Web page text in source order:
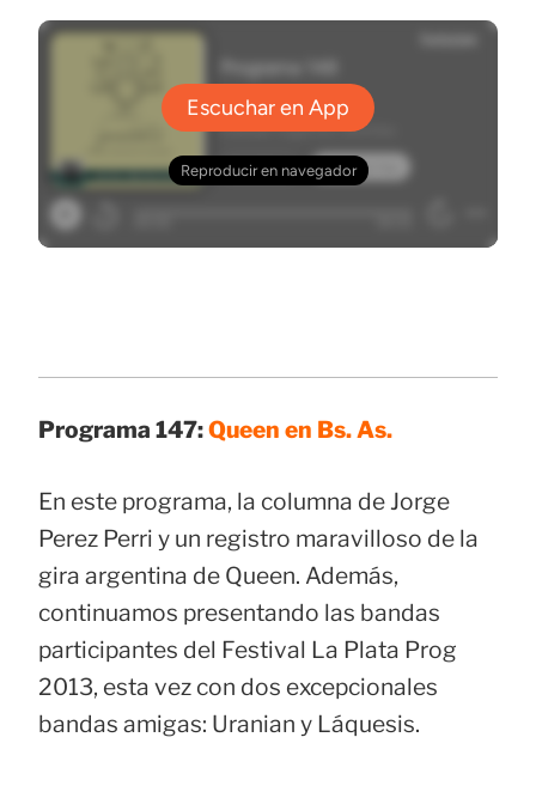
Programa 147:Queen en Bs. As.
En este programa, la columna de Jorge
Perez Perri y un registro maravilloso de la
gira argentina de Queen. Además,
continuamos presentando las bandas
participantes del Festival La Plata Prog
2013, esta vez con dos excepcionales
bandas amigas: Uranian y Láquesis.